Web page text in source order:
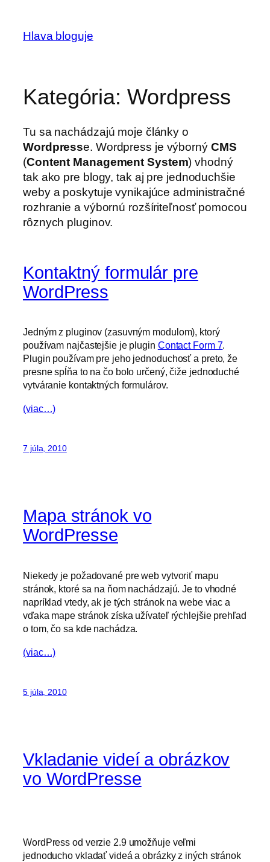
obsahHlava bloguje
Kategória: Wordpress
Tu sa nachádzajú moje články o
Wordpresse. Wordpress je výborný CMS
(Content Management System) vhodný
tak ako pre blogy, tak aj pre jednoduchšie
weby a poskytuje vynikajúce administračné
rozhranie a výbornú rozšíriteľnosť pomocou
rôznych pluginov.
Kontaktný formulár pre
WordPress
Jedným z pluginov (zasuvným modulom), ktorý
používam najčastejšie je plugin Contact Form 7.
Plugin používam pre jeho jednoduchosť a preto, že
presne spĺňa to na čo bolo určený, čiže jednoduché
vytváranie kontaktných formulárov.
(viac…)
7 júla, 2010
Mapa stránok vo
WordPresse
Niekedy je požadované pre web vytvoriť mapu
stránok, ktoré sa na ňom nachádzajú. Je to vhodné
napríklad vtedy, ak je tých stránok na webe viac a
vďaka mape stránok získa užívateľ rýchlejšie prehľad
o tom, čo sa kde nachádza.
(viac…)
5 júla, 2010
Vkladanie videí a obrázkov
vo WordPresse
WordPress od verzie 2.9 umožňuje veľmi
jednoducho vkladať videá a obrázky z iných stránok